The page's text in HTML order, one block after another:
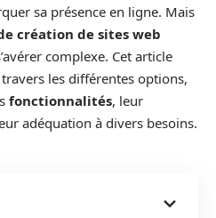
sa présence en ligne. Mais
création de sites web
complexe. Cet article
les différentes options,
fonctionnalités, leur
adéquation à divers besoins.